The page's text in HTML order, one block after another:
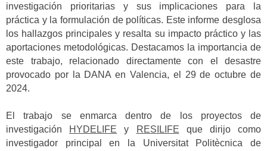
investigación prioritarias y sus implicaciones para la
práctica y la formulación de políticas. Este informe desglosa
los hallazgos principales y resalta su impacto práctico y las
aportaciones metodológicas. Destacamos la importancia de
este trabajo, relacionado directamente con el desastre
provocado por la DANA en Valencia, el 29 de octubre de
2024.
El trabajo se enmarca dentro de los proyectos de
investigación
HYDELIFE y RESILIFE que dirijo como
investigador principal en la Universitat Politècnica de